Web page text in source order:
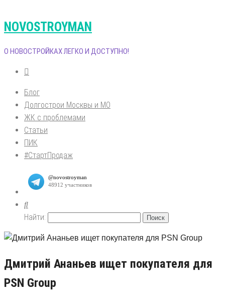
NOVOSTROYMAN
О НОВОСТРОЙКАХ ЛЕГКО И ДОСТУПНО!
Блог
Долгострои Москвы и МО
ЖК с проблемами
Статьи
ПИК
#СтартПродаж
Найти:
Дмитрий Ананьев ищет покупателя для
PSN Group